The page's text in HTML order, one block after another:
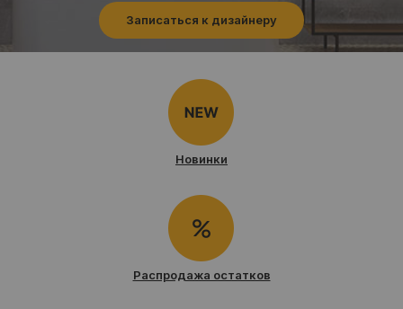
Записаться к дизайнеру
Новинки
Распродажа остатков